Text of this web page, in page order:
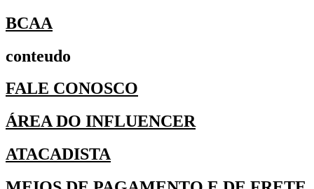
BCAA
conteudo
FALE CONOSCO
ÁREA DO INFLUENCER
ATACADISTA